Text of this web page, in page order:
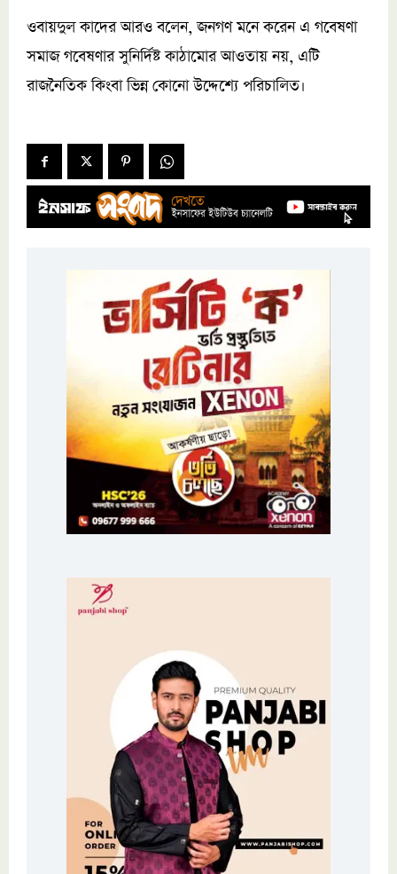
ওবায়দুল কাদের আরও বলেন, জনগণ মনে করেন এ গবেষণা
সমাজ গবেষণার সুনির্দিষ্ট কাঠামোর আওতায় নয়, এটি
রাজনৈতিক কিংবা ভিন্ন কোনো উদ্দেশ্যে পরিচালিত।